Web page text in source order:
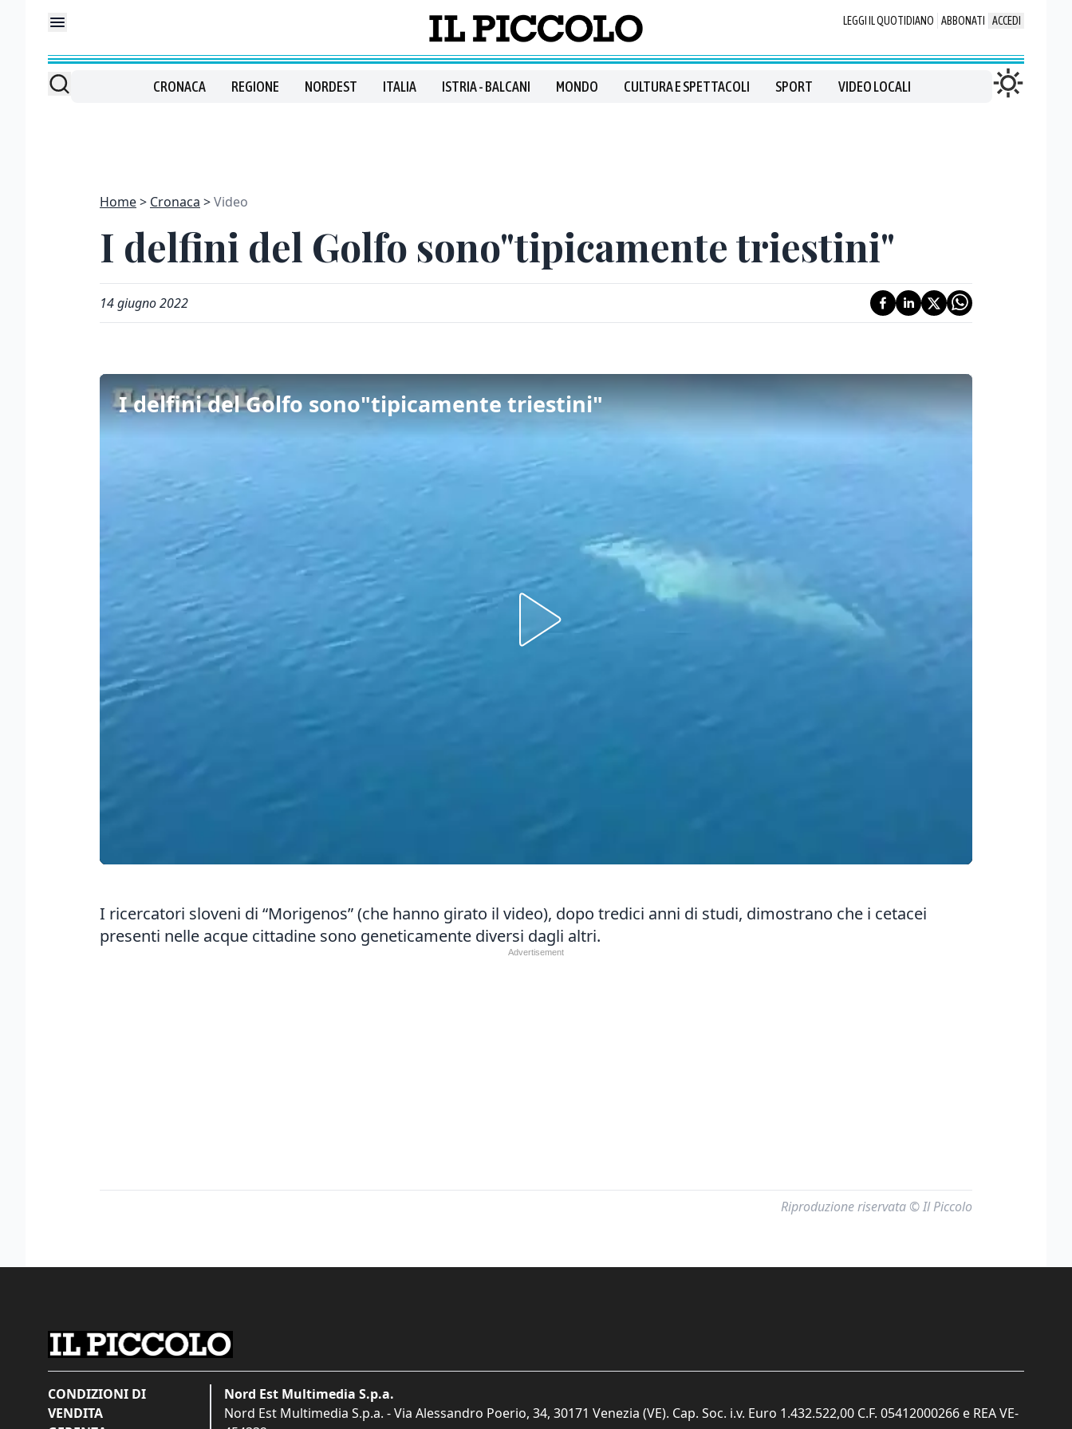
LEGGI IL QUOTIDIANO ABBONATI ACCEDI
CRONACA REGIONE NORDEST ITALIA ISTRIA - BALCANI MONDO CULTURA E SPETTACOLI SPORT VIDEO LOCALI
Home Cronaca Video
I delfini del Golfo sono"tipicamente triestini"
14 giugno 2022
I delfini del Golfo sono"tipicamente triestini"
I ricercatori sloveni di “Morigenos” (che hanno girato il video), dopo tredici anni di studi, dimostrano che i cetacei
presenti nelle acque cittadine sono geneticamente diversi dagli altri.
Riproduzione riservata © Il Piccolo
CONDIZIONI DI
VENDITA
Nord Est Multimedia S.p.a.
Nord Est Multimedia S.p.a. - Via Alessandro Poerio, 34, 30171 Venezia (VE). Cap. Soc. i.v. Euro 1.432.522,00 C.F. 05412000266 e REA VE-